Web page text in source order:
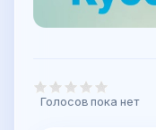
Голосов пока нет